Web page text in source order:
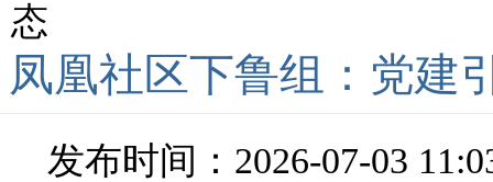
态
凤凰社区下鲁组：党建
发布时间：2026-07-03